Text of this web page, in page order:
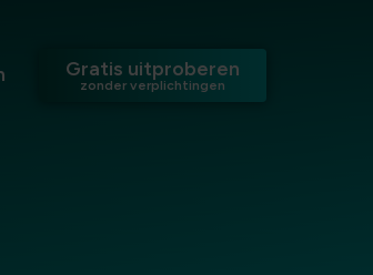
Gratis uitproberen
zonder verplichtingen